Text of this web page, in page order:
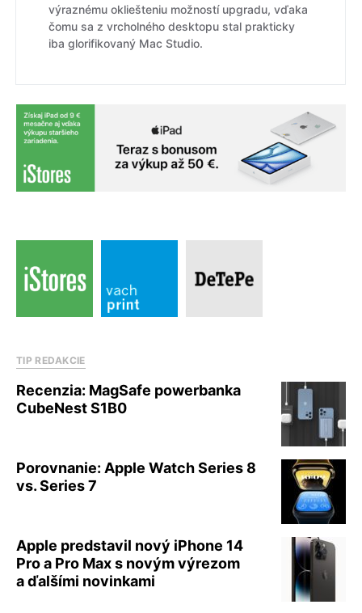
výraznému okliešteniu možností upgradu, vďaka
čomu sa z vrcholného desktopu stal prakticky
iba glorifikovaný Mac Studio.
TIP REDAKCIE
Recenzia: MagSafe powerbanka
CubeNest S1B0
Porovnanie: Apple Watch Series 8
vs. Series 7
Apple predstavil nový iPhone 14
Pro a Pro Max s novým výrezom
a ďalšími novinkami